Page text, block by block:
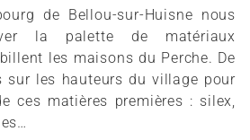
de Bellou-sur-Huisne nous
la palette de matériaux
les maisons du Perche. De
sur les hauteurs du village pour
ces matières premières : silex,